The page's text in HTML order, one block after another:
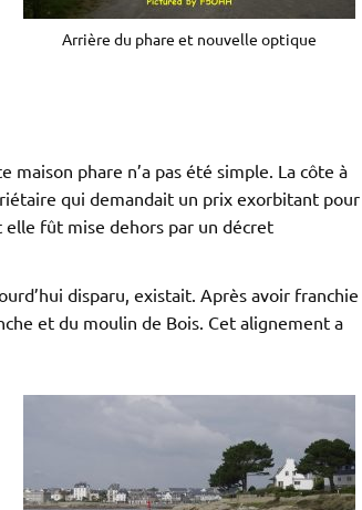
Arrière du phare et nouvelle optique
phare n’a pas été simple. La côte à
qui demandait un prix exorbitant pour
elle fût mise dehors par un décret
disparu, existait. Après avoir franchie
et du moulin de Bois. Cet alignement a